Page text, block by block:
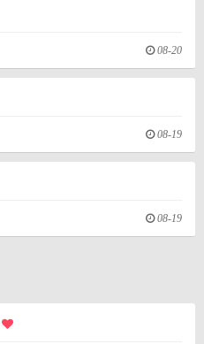
08-20
08-19
08-19